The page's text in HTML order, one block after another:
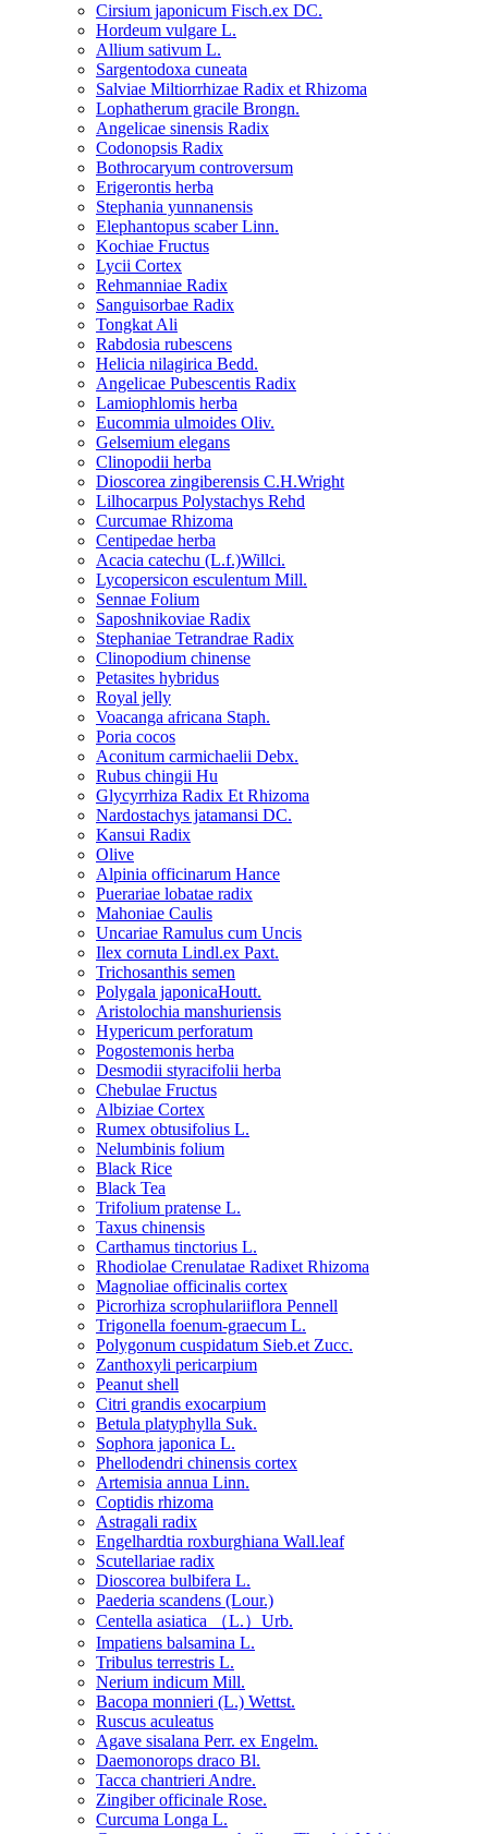
Cirsium japonicum Fisch.ex DC.
Hordeum vulgare L.
Allium sativum L.
Sargentodoxa cuneata
Salviae Miltiorrhizae Radix et Rhizoma
Lophatherum gracile Brongn.
Angelicae sinensis Radix
Codonopsis Radix
Bothrocaryum controversum
Erigerontis herba
Stephania yunnanensis
Elephantopus scaber Linn.
Kochiae Fructus
Lycii Cortex
Rehmanniae Radix
Sanguisorbae Radix
Tongkat Ali
Rabdosia rubescens
Helicia nilagirica Bedd.
Angelicae Pubescentis Radix
Lamiophlomis herba
Eucommia ulmoides Oliv.
Gelsemium elegans
Clinopodii herba
Dioscorea zingiberensis C.H.Wright
Lilhocarpus Polystachys Rehd
Curcumae Rhizoma
Centipedae herba
Acacia catechu (L.f.)Willci.
Lycopersicon esculentum Mill.
Sennae Folium
Saposhnikoviae Radix
Stephaniae Tetrandrae Radix
Clinopodium chinense
Petasites hybridus
Royal jelly
Voacanga africana Staph.
Poria cocos
Aconitum carmichaelii Debx.
Rubus chingii Hu
Glycyrrhiza Radix Et Rhizoma
Nardostachys jatamansi DC.
Kansui Radix
Olive
Alpinia officinarum Hance
Puerariae lobatae radix
Mahoniae Caulis
Uncariae Ramulus cum Uncis
Ilex cornuta Lindl.ex Paxt.
Trichosanthis semen
Polygala japonicaHoutt.
Aristolochia manshuriensis
Hypericum perforatum
Pogostemonis herba
Desmodii styracifolii herba
Chebulae Fructus
Albiziae Cortex
Rumex obtusifolius L.
Nelumbinis folium
Black Rice
Black Tea
Trifolium pratense L.
Taxus chinensis
Carthamus tinctorius L.
Rhodiolae Crenulatae Radixet Rhizoma
Magnoliae officinalis cortex
Picrorhiza scrophulariiflora Pennell
Trigonella foenum-graecum L.
Polygonum cuspidatum Sieb.et Zucc.
Zanthoxyli pericarpium
Peanut shell
Citri grandis exocarpium
Betula platyphylla Suk.
Sophora japonica L.
Phellodendri chinensis cortex
Artemisia annua Linn.
Coptidis rhizoma
Astragali radix
Engelhardtia roxburghiana Wall.leaf
Scutellariae radix
Dioscorea bulbifera L.
Paederia scandens (Lour.)
Centella asiatica （L.）Urb.
Impatiens balsamina L.
Tribulus terrestris L.
Nerium indicum Mill.
Bacopa monnieri (L.) Wettst.
Ruscus aculeatus
Agave sisalana Perr. ex Engelm.
Daemonorops draco Bl.
Tacca chantrieri Andre.
Zingiber officinale Rose.
Curcuma Longa L.